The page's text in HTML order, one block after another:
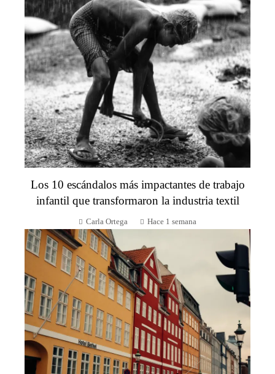
Los 10 escándalos más impactantes de trabajo
infantil que transformaron la industria textil
Carla Ortega Hace 1 semana